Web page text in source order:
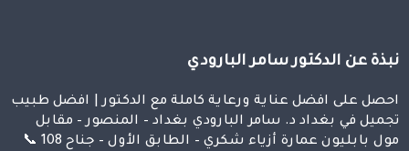
نبذة عن الدكتور سامر البارودي
احصل على افضل عناية ورعاية كاملة مع الدكتور | افضل طبيب
تجميل في بغداد د. سامر البارودي بغداد – المنصور – مقابل
مول بابليون عمارة أزياء شكري – الطابق الأول – جناح 108 📞